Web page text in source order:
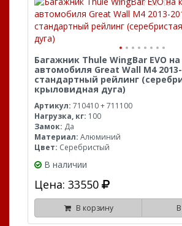
Багажник Thule WingBar EVO
автомобиля Great Wall M4 2013-
стандартный рейлинг
крыловидная дуга)
Артикул: 710410 + 711100
Нагрузка, кг: 100
Замок: Да
Материал: Алюминий
Цвет: Серебристый
В наличии
Цена: 33550
В корзину